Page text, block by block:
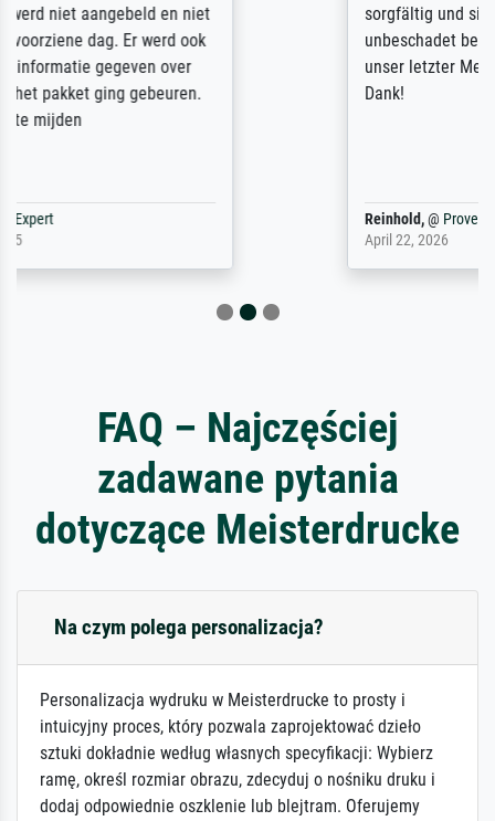
sorgfältig und sicher verpackt, so dass es
unbeschadet bei uns ankam. Es wird nicht
unser letzter Meisterdruck sein. Vielen
Dank!
FAQ – Najczęściej
zadawane pytania
dotyczące Meisterdrucke
Na czym polega personalizacja?
Personalizacja wydruku w Meisterdrucke to prosty i
intuicyjny proces, który pozwala zaprojektować dzieło
sztuki dokładnie według własnych specyfikacji: Wybierz
ramę, określ rozmiar obrazu, zdecyduj o nośniku druku i
dodaj odpowiednie oszklenie lub blejtram. Oferujemy